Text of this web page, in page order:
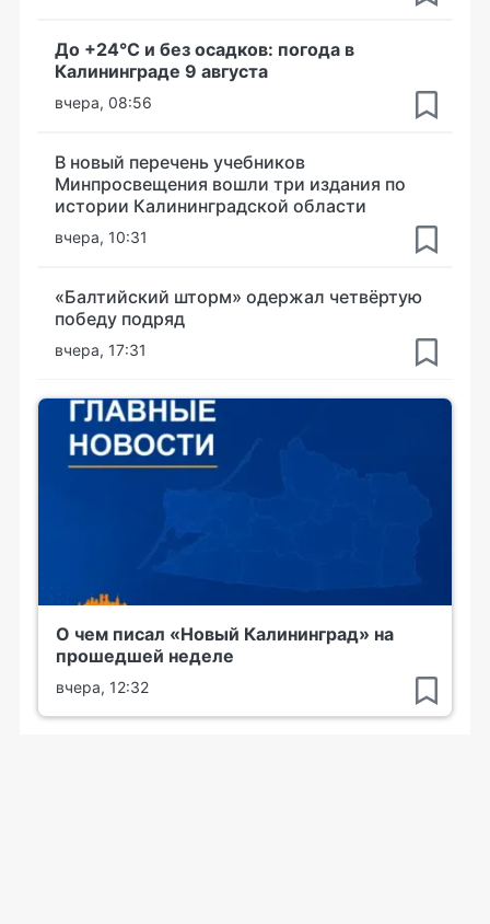
До +24°С и без осадков: погода в
Калининграде 9 августа
вчера, 08:56
В новый перечень учебников
Минпросвещения вошли три издания по
истории Калининградской области
вчера, 10:31
«Балтийский шторм» одержал четвёртую
победу подряд
вчера, 17:31
О чем писал «Новый Калининград» на
прошедшей неделе
вчера, 12:32